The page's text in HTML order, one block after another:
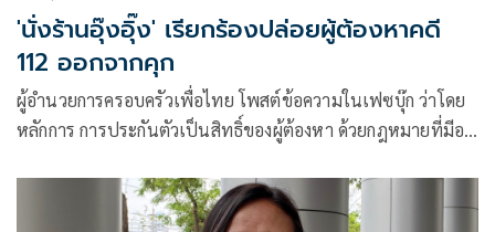
'นั่งร้านอุ๊งอุิ๊ง' เรียกร้องปล่อยผู้ต้องหาคดี
112 ออกจากคุก
ผู้อำนวยการครอบครัวเพื่อไทย โพสต์ข้อความในเฟซบุ๊ก ว่าโดย
หลักการ การประกันตัวเป็นสิทธิ์ของผู้ต้องหา ด้วยกฎหมายที่มีอยู่